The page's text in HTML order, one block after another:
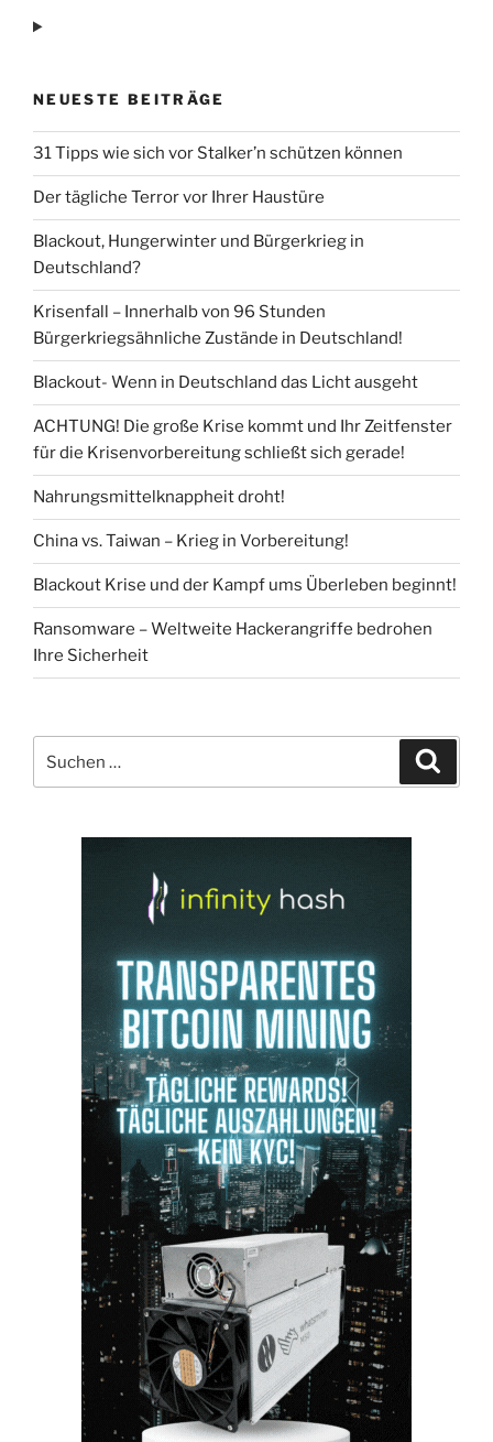
NEUESTE BEITRÄGE
31 Tipps wie sich vor Stalker’n schützen können
Der tägliche Terror vor Ihrer Haustüre
Blackout, Hungerwinter und Bürgerkrieg in
Deutschland?
Krisenfall – Innerhalb von 96 Stunden
Bürgerkriegsähnliche Zustände in Deutschland!
Blackout- Wenn in Deutschland das Licht ausgeht
ACHTUNG! Die große Krise kommt und Ihr Zeitfenster
für die Krisenvorbereitung schließt sich gerade!
Nahrungsmittelknappheit droht!
China vs. Taiwan – Krieg in Vorbereitung!
Blackout Krise und der Kampf ums Überleben beginnt!
Ransomware – Weltweite Hackerangriffe bedrohen
Ihre Sicherheit
nach: